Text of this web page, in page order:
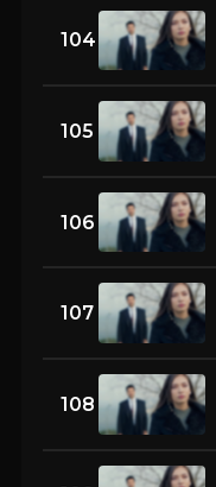
104
105
106
107
108